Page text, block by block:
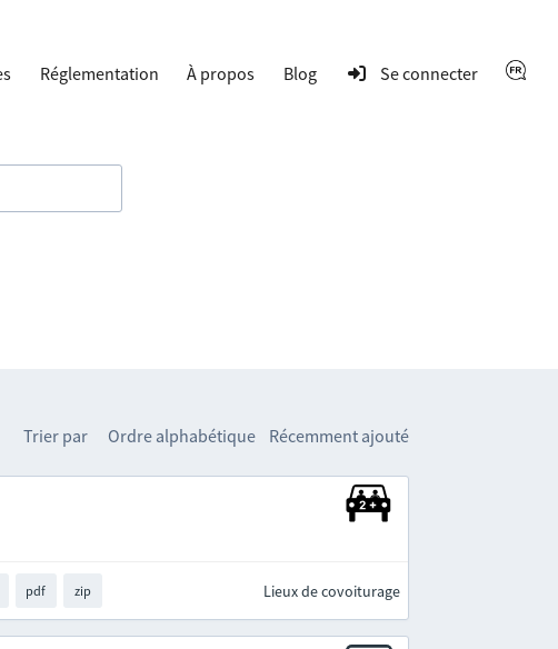
Réglementation À propos Blog Se connecter
Trier par Ordre alphabétique Récemment ajouté
pdf zip Lieux de covoiturage